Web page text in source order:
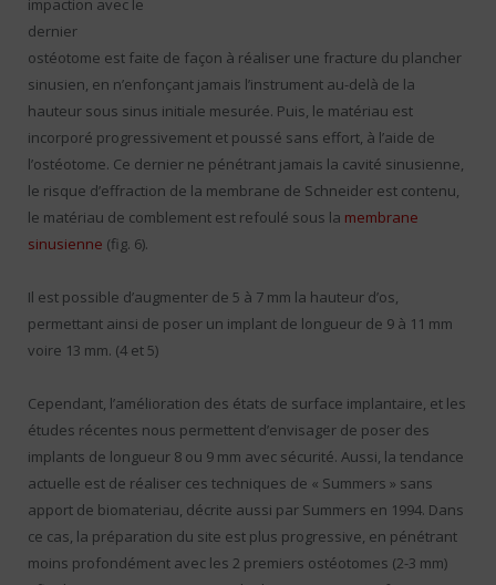
dernier
ostéotome est faite de façon à réaliser une fracture du plancher
sinusien, en n’enfonçant jamais l’instrument au-delà de la
hauteur sous sinus initiale mesurée. Puis, le matériau est
incorporé progressivement et poussé sans effort, à l’aide de
l’ostéotome. Ce dernier ne pénétrant jamais la cavité sinusienne,
le risque d’effraction de la membrane de Schneider est contenu,
le matériau de comblement est refoulé sous la membrane
sinusienne (fig. 6).
Il est possible d’augmenter de 5 à 7 mm la hauteur d’os,
permettant ainsi de poser un implant de longueur de 9 à 11 mm
voire 13 mm. (4 et 5)
Cependant, l’amélioration des états de surface implantaire, et les
études récentes nous permettent d’envisager de poser des
implants de longueur 8 ou 9 mm avec sécurité. Aussi, la tendance
actuelle est de réaliser ces techniques de « Summers » sans
apport de biomateriau, décrite aussi par Summers en 1994. Dans
ce cas, la préparation du site est plus progressive, en pénétrant
moins profondément avec les 2 premiers ostéotomes (2-3 mm)